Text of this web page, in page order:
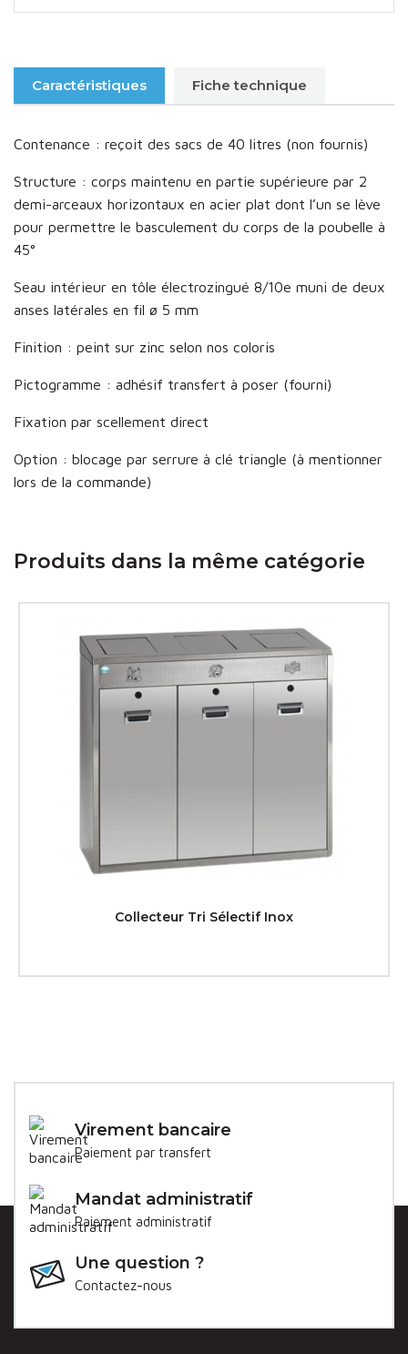
Caractéristiques Fiche technique
Contenance : reçoit des sacs de 40 litres (non fournis)
Structure : corps maintenu en partie supérieure par 2
demi-arceaux horizontaux en acier plat dont l’un se lève
pour permettre le basculement du corps de la poubelle à
45°
Seau intérieur en tôle électrozingué 8/10e muni de deux
anses latérales en fil ø 5 mm
Finition : peint sur zinc selon nos coloris
Pictogramme : adhésif transfert à poser (fourni)
Fixation par scellement direct
Option : blocage par serrure à clé triangle (à mentionner
lors de la commande)
Produits dans la même catégorie
Collecteur Tri Sélectif Inox
Virement bancaire
Paiement par transfert
Mandat administratif
Paiement administratif
Une question ?
Contactez-nous